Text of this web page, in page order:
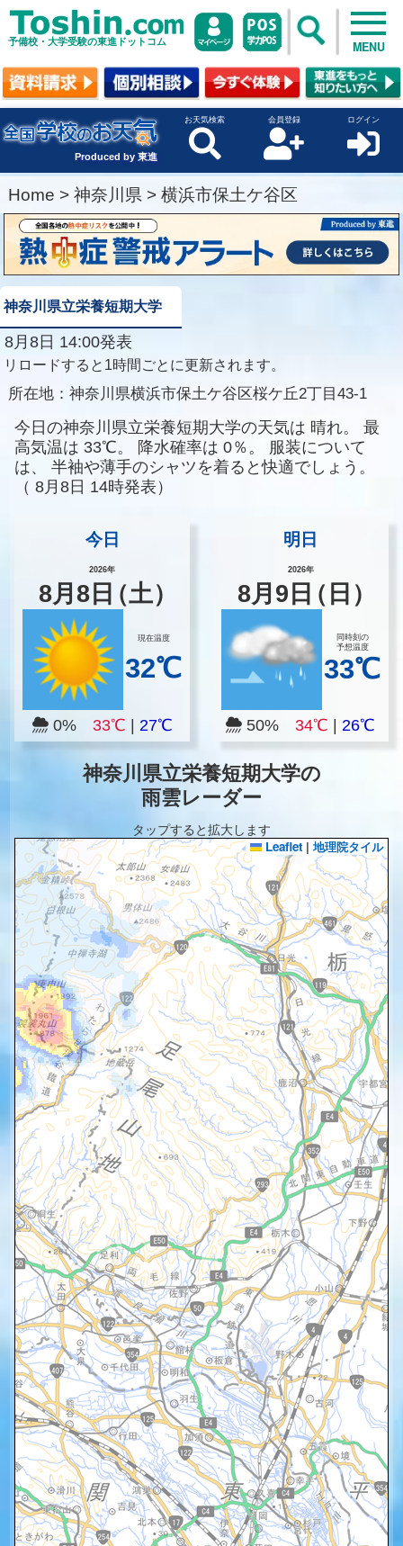
予備校・大学受験の東進ドットコム MENU
Produced by 東進
お天気検索 会員登録 ログイン
Home > 神奈川県 > 横浜市保土ケ谷区
神奈川県立栄養短期大学
8月8日 14:00発表
リロードすると1時間ごとに更新されます。
所在地： 神奈川県横浜市保土ケ谷区桜ケ丘2丁目43-1
今日の神奈川県立栄養短期大学の天気は 晴れ。
最
高気温は 33℃。 降水確率は 0％。
服装について
は、
半袖や薄手のシャツを着ると快適でしょう。
（ 8月8日 14時発表）
今日
2026年
8月8 日（土）
現在温度
32℃
0% 33℃ 27℃
明日
2026年
8月 9 日（日）
同時刻の
予想温度
33℃
50% 34℃ |26℃
神奈川県立栄養短期大学の
雨雲レーダー
タップすると拡大します
Leaflet | 地理院タイル